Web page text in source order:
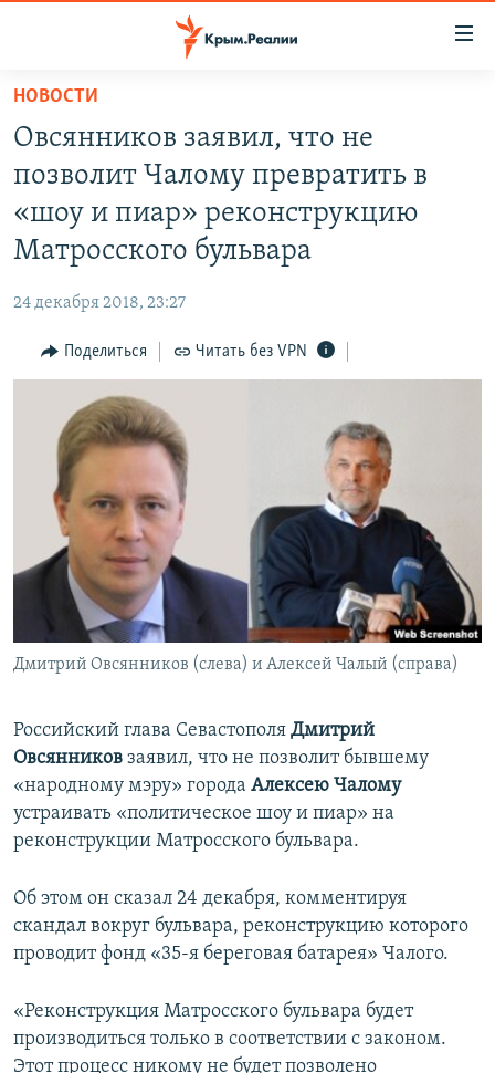
Вернуться
основному
содержанию
главной
Вернутся
поиску
КАРТА ВОЕННЫХ ОБЪЕКТОВ КРЫМА
ИСТОРИЯ
ИНТЕРАКТИВ
ИНФОГРАФИКА
ТЕЛЕПРОЕКТ КРЫМ.РЕАЛИИ
СОВЕТЫ ПРАВОЗАЩИТНИКОВ
ПРОПАВШИЕ БЕЗ ВЕСТИ
ПОБЕДИТЕЛЕЙ НЕ СУДЯТ?
КРЫМ.НЕПОКОРЕННЫЙ
ELIFBE
УКРАИНСКАЯ ПРОБЛЕМА КРЫМА
РАДІО СВОБОДА
КАК ОБОЙТИ БЛОКИРОВКУ
Українською
Qırımtatar
ПРИСОЕДИНЯЙТЕСЬ!
Все сайты RFE/RL
НОВОСТИ
Овсянников заявил, что не
позволит Чалому превратить в
«шоу и пиар» реконструкцию
Матросского бульвара
24 декабря 2018, 23:27
Поделиться Читать без VPN
Дмитрий Овсянников (слева) и Алексей Чалый (справа)
Российский глава Севастополя Дмитрий
Овсянников заявил, что не позволит бывшему
«народному мэру» города Алексею Чалому
устраивать «политическое шоу и пиар» на
реконструкции Матросского бульвара.
Об этом он сказал 24 декабря, комментируя
скандал вокруг бульвара, реконструкцию которого
проводит фонд «35-я береговая батарея» Чалого.
«Реконструкция Матросского бульвара будет
производиться только в соответствии с законом.
Этот процесс никому не будет позволено